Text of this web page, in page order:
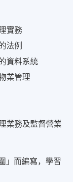
實務
法例
資料系統
業管理
業務及監督營業
」而編寫，學習